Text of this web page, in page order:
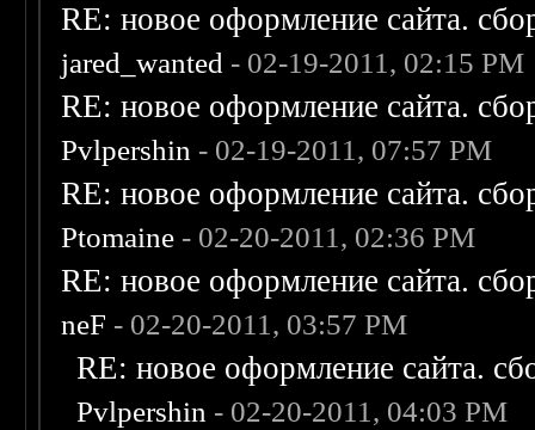
RE: новое оформление сайта.
jared_wanted - 02-19-2011, 02:15 PM
RE: новое оформление сайта.
Pvlpershin - 02-19-2011, 07:57 PM
RE: новое оформление сайта.
Ptomaine - 02-20-2011, 02:36 PM
RE: новое оформление сайта.
neF - 02-20-2011, 03:57 PM
RE: новое оформление сайта.
Pvlpershin - 02-20-2011, 04:03 PM